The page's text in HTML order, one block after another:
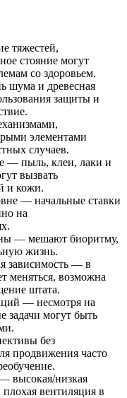
тяжестей,
стояние могут
со здоровьем.
и древесная
защиты и
элементами
случаев.
— пыль, клеи, лаки и
вызвать
и кожи.
— начальные ставки
на
— мешают биоритму,
жизнь.
зависимость — в
меняться, возможна
штата.
— несмотря на
задачи могут быть
без
продвижения часто
высокая/низкая
вентиляция в